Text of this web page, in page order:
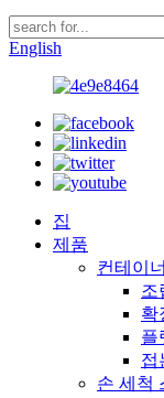
English
집
제품
컨테이
조
확
플
접
손 세척